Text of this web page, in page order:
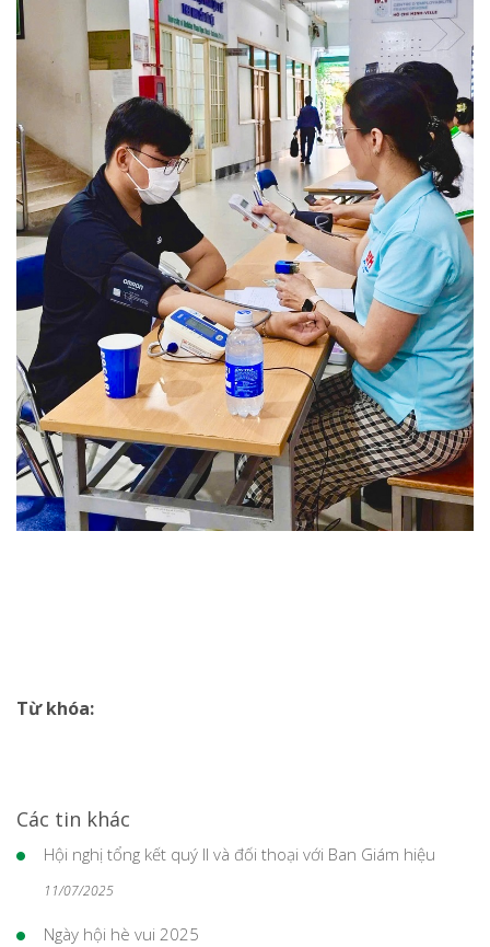
Từ khóa:
Các tin khác
Hội nghị tổng kết quý II và đối thoại với Ban Giám hiệu
11/07/2025
Ngày hội hè vui 2025